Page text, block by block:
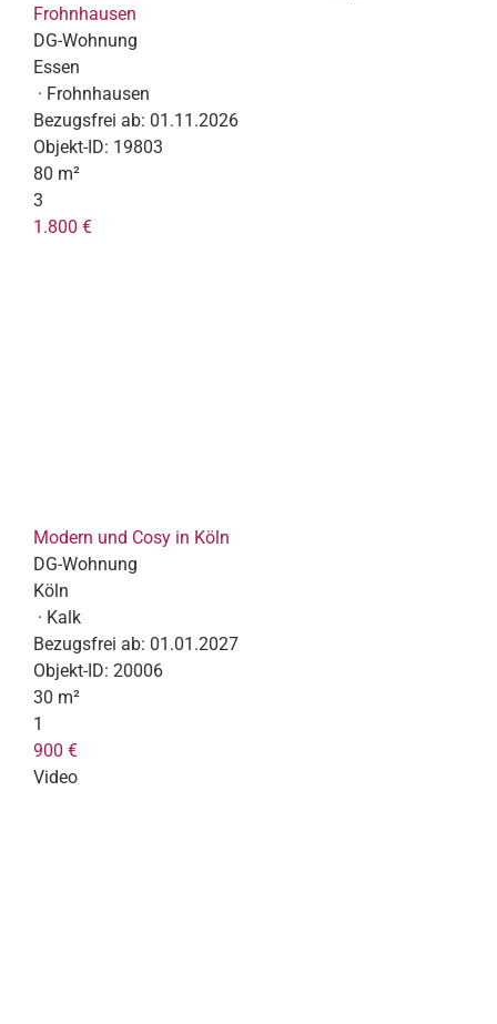
Frohnhausen
DG-Wohnung
Essen
· Frohnhausen
Bezugsfrei ab: 01.11.2026
Objekt-ID: 19803
80 m²
3
1.800 €
Modern und Cosy in Köln
DG-Wohnung
Köln
· Kalk
Bezugsfrei ab: 01.01.2027
Objekt-ID: 20006
30 m²
1
900 €
Video